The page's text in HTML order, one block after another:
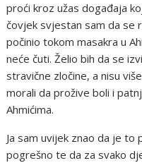
proći kroz užas događaja
čovjek svjestan sam da se
počinio tokom masakra u
neće čuti. Želio bih da se
stravične zločine, a nisu
morali da prožive boli i
Ahmićima.
Ja sam uvijek znao da je to
pogrešno te da za svako